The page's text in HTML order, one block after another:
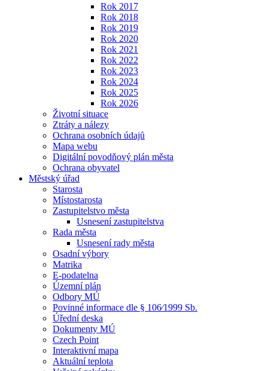
Rok 2017
Rok 2018
Rok 2019
Rok 2020
Rok 2021
Rok 2022
Rok 2023
Rok 2024
Rok 2025
Rok 2026
Životní situace
Ztráty a nálezy
Ochrana osobních údajů
Mapa webu
Digitální povodňový plán města
Ochrana obyvatel
Městský úřad
Starosta
Místostarosta
Zastupitelstvo města
Usnesení zastupitelstva
Rada města
Usnesení rady města
Osadní výbory
Matrika
E-podatelna
Územní plán
Odbory MÚ
Povinné informace dle § 106⁄1999 Sb.
Úřední deska
Dokumenty MÚ
Czech Point
Interaktivní mapa
Aktuální teplota